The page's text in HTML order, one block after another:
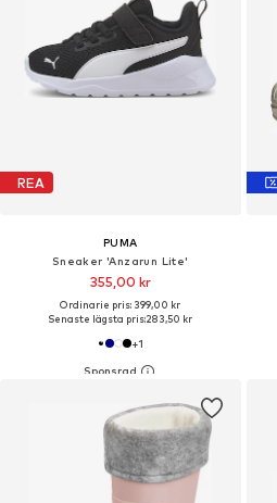
REA
PUMA
Sneaker 'Anzarun Lite'
355,00 kr
Ordinarie pris: 399,00 kr
Senaste lägsta pris:283,50 kr
+1